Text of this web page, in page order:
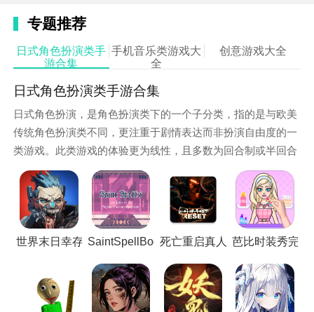
体角色设定可能较为简化或根据游戏更新有所变化。）
游戏特性
的游戏概念：asmrartist将asmr（自主感官经络
反应）与艺术创作相结合，为玩家提供了一个全新的放
松和娱乐平台。
专题推荐
日式角色扮演类手
游合集
手机音乐类游戏大
全
创意游戏大全
日式角色扮演类手游合集
日式角色扮演，是角色扮演类下的一个子分类，指的是与欧美
传统角色扮演类不同，更注重于剧情表达而非扮演自由度的一
类游戏。此类游戏的体验更为线性，且多数为回合制或半回合
制玩法，在亚洲乃至世界都有很多拥趸。小编这里就为大家整
理了一些日式角色扮演类的手游，以供大家下载游玩。
世界末日幸存者僵尸战争单机版
SaintSpellBook去更新版死亡重启真人互动存档版
芭比时装秀完整